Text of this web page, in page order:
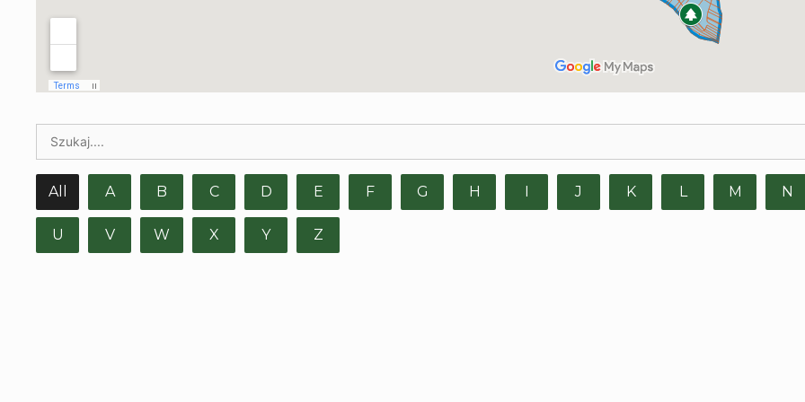
All A B C D E F G H J K L M N
U V W X Y Z